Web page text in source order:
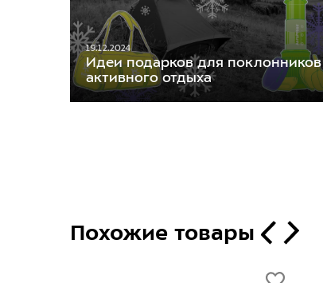
19.12.2024
Идеи подарков для поклонников
активного отдыха
Похожие товары